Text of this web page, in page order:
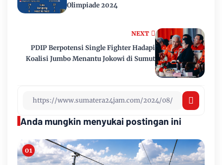
NEXT
PDIP Berpotensi Single Fighter Hadapi
Koalisi Jumbo Menantu Jokowi di Sumut
Olimpiade 2024
Anda mungkin menyukai postingan ini